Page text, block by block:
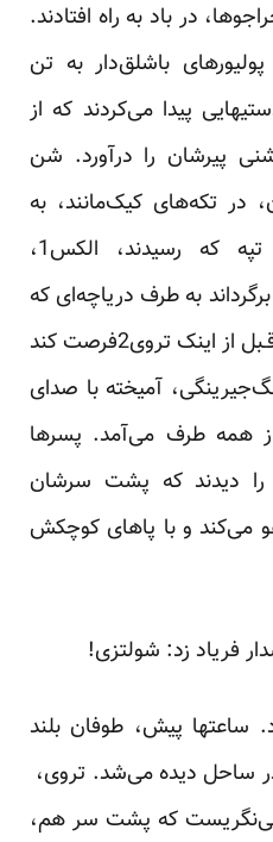
در باد به راه افتادند.
باشلق‌دار به تن
پیدا می‌کردند که از
پیرشان‌ را درآورد. شن
در تکه‌های کیک‌مانند، به
کناری می‌افتاد. به نوک تپه که رسیدند، الکس‌1،
به طرف دریاچه‌ای که
در دوردست دیده مـی‌شد. قـبل از اینک تروی‌2فرصت‌ کند‌
آمیخته با صدای
همه طرف می‌آمد. پسرها
را دیدند که پشت سرشان
می‌کند و با‌ پاهای کوچکش
فریاد زد: شولتزی!
ساعتها پیش، طوفان بلند
ساحل دیده‌ می‌شد. تروی،
می‌نگریست‌ که‌ پشت‌ سر هم،